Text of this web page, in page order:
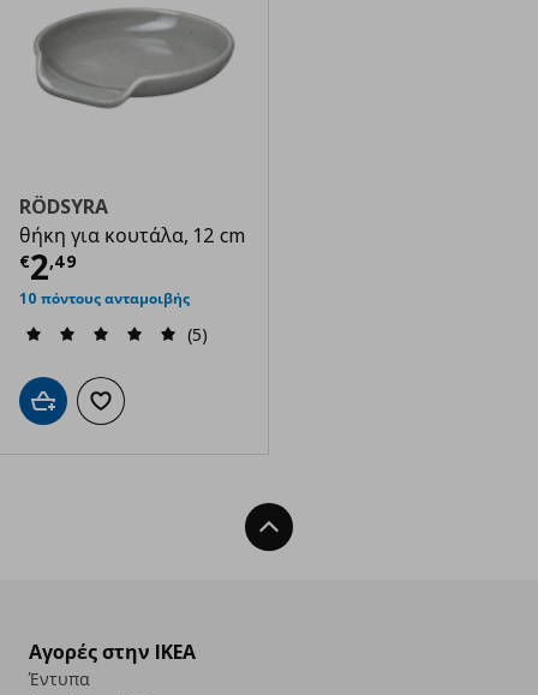
RÖDSYRA
θήκη για κουτάλα, 12 cm
€2,49
Τρέχουσα τιμή
10 πόντους ανταμοιβής
(5)
Προσθήκη στο καλάθι
Προσθήκη στα αγαπημένα
Back To Top
Αγορές στην IKEA
Έντυπα